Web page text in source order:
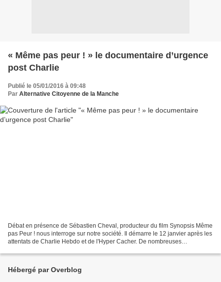
« Même pas peur ! » le documentaire d’urgence
post Charlie
Publié le 05/01/2016 à 09:48
Par Alternative Citoyenne de la Manche
Débat en présence de Sébastien Cheval, producteur du film Synopsis Même
pas Peur ! nous interroge sur notre société. Il démarre le 12 janvier après les
attentats de Charlie Hebdo et de l'Hyper Cacher. De nombreuses
Hébergé par Overblog